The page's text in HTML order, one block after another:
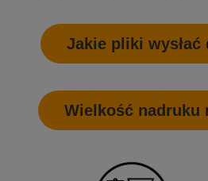
Jakie pliki wysłać
Wielkość nadruku